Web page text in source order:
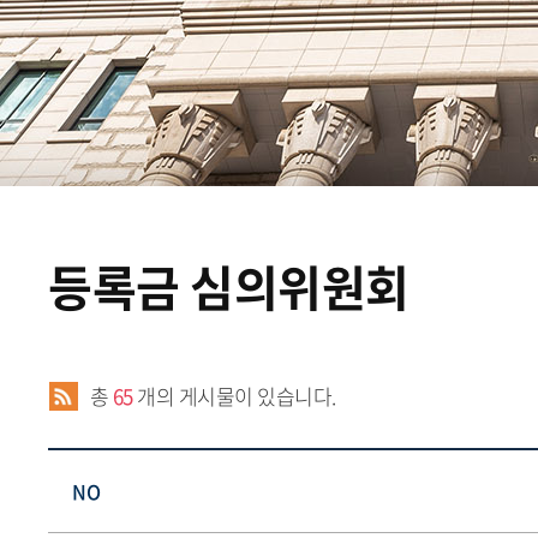
등록금 심의위원회
총 65개의 게시물이 있습니다.
NO